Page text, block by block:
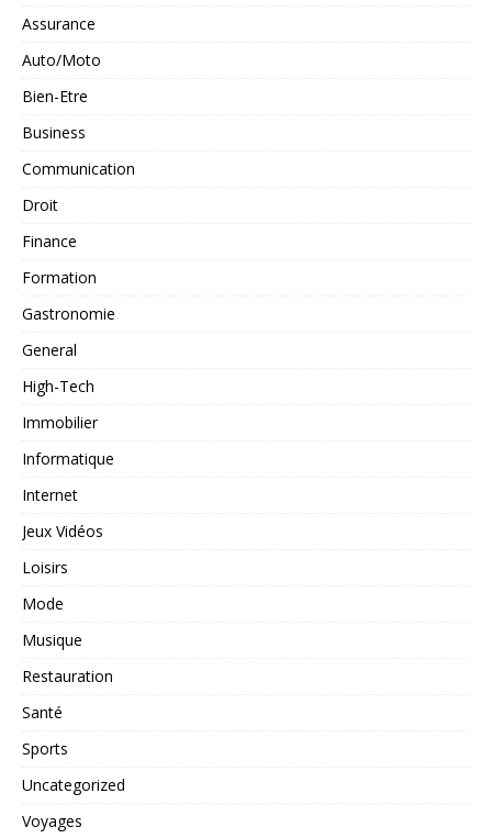
Assurance
Auto/Moto
Bien-Etre
Business
Communication
Droit
Finance
Formation
Gastronomie
General
High-Tech
Immobilier
Informatique
Internet
Jeux Vidéos
Loisirs
Mode
Musique
Restauration
Santé
Sports
Uncategorized
Voyages